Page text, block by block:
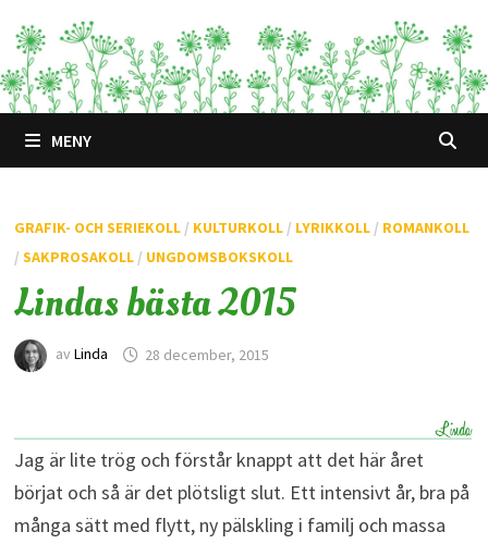
till
innehåll
MENY
GRAFIK- OCH SERIEKOLL/ KULTURKOLL/ LYRIKKOLL/ ROMANKOLL
/ SAKPROSAKOLL/ UNGDOMSBOKSKOLL
Lindas bästa 2015
av Linda 28 december, 2015
Jag är lite trög och förstår knappt att det här året
börjat och så är det plötsligt slut. Ett intensivt år, bra på
många sätt med flytt, ny pälskling i familj och massa